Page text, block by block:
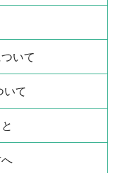
いて
いて